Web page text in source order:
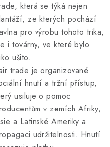
která se týká nejen
ze kterých pochází
pro výrobu tohoto trika,
i továrny, ve které bylo
ušito.
trade je organizované
hnutí a tržní přístup,
usiluje o pomoc
v zemích Afriky,
a Latinské Ameriky a
udržitelnosti. Hnutí